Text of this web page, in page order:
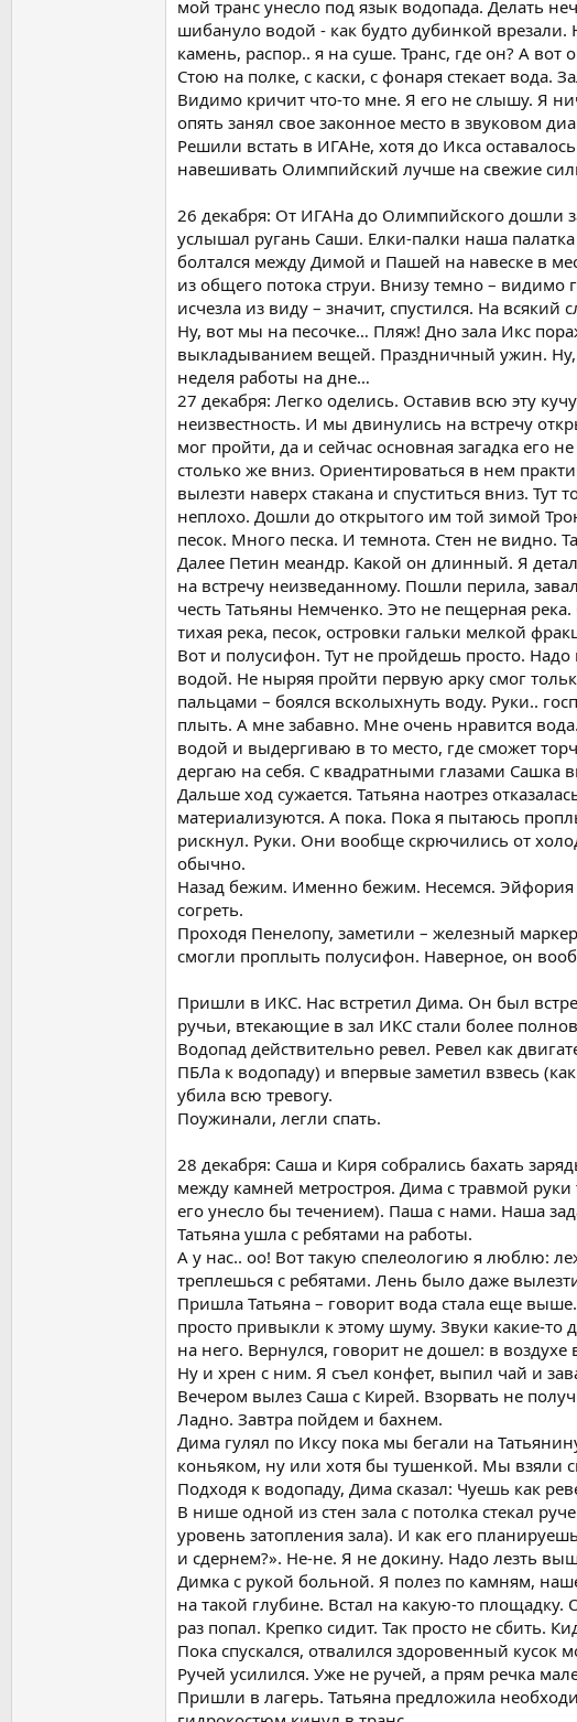
мой транс унесло под язык водопада. Делать
шибануло водой - как будто дубинкой врезали.
камень, распор.. я на суше. Транс, где он? А
Стою на полке, с каски, с фонаря стекает
Видимо кричит что-то мне. Я его не слышу. Я
опять занял свое законное место в звуковом
Решили встать в ИГАНе, хотя до Икса
навешивать Олимпийский лучше на свежие
26 декабря: От ИГАНа до Олимпийского дошли
услышал ругань Саши. Елки-палки наша
болтался между Димой и Пашей на навеске в
из общего потока струи. Внизу темно –
исчезла из виду – значит, спустился. На всякий
Ну, вот мы на песочке… Пляж! Дно зала Икс
выкладыванием вещей. Праздничный ужин. Ну,
неделя работы на дне…
27 декабря: Легко оделись. Оставив всю эту
неизвестность. И мы двинулись на встречу
мог пройти, да и сейчас основная загадка его
столько же вниз. Ориентироваться в нем
вылезти наверх стакана и спуститься вниз.
неплохо. Дошли до открытого им той зимой
песок. Много песка. И темнота. Стен не видно.
Далее Петин меандр. Какой он длинный. Я
на встречу неизведанному. Пошли перила,
честь Татьяны Немченко. Это не пещерная
тихая река, песок, островки гальки мелкой
Вот и полусифон. Тут не пройдешь просто.
водой. Не ныряя пройти первую арку смог
пальцами – боялся всколыхнуть воду. Руки..
плыть. А мне забавно. Мне очень нравится
водой и выдергиваю в то место, где сможет
дергаю на себя. С квадратными глазами
Дальше ход сужается. Татьяна наотрез
материализуются. А пока. Пока я пытаюсь
рискнул. Руки. Они вообще скрючились от
обычно.
Назад бежим. Именно бежим. Несемся.
согреть.
Проходя Пенелопу, заметили – железный
смогли проплыть полусифон. Наверное, он
Пришли в ИКС. Нас встретил Дима. Он был
ручьи, втекающие в зал ИКС стали более
Водопад действительно ревел. Ревел как
ПБЛа к водопаду) и впервые заметил взвесь
убила всю тревогу.
Поужинали, легли спать.
28 декабря: Саша и Киря собрались бахать
между камней метростроя. Дима с травмой
его унесло бы течением). Паша с нами. Наша
Татьяна ушла с ребятами на работы.
А у нас.. оо! Вот такую спелеологию я люблю:
треплешься с ребятами. Лень было даже
Пришла Татьяна – говорит вода стала еще
просто привыкли к этому шуму. Звуки какие-то
на него. Вернулся, говорит не дошел: в
Ну и хрен с ним. Я съел конфет, выпил чай и
Вечером вылез Саша с Кирей. Взорвать не
Ладно. Завтра пойдем и бахнем.
Дима гулял по Иксу пока мы бегали на
коньяком, ну или хотя бы тушенкой. Мы взяли
Подходя к водопаду, Дима сказал: Чуешь как
В нише одной из стен зала с потолка стекал
уровень затопления зала). И как его
и сдернем?». Не-не. Я не докину. Надо лезть
Димка с рукой больной. Я полез по камням,
на такой глубине. Встал на какую-то
раз попал. Крепко сидит. Так просто не сбить.
Пока спускался, отвалился здоровенный кусок
Ручей усилился. Уже не ручей, а прям речка
Пришли в лагерь. Татьяна предложила